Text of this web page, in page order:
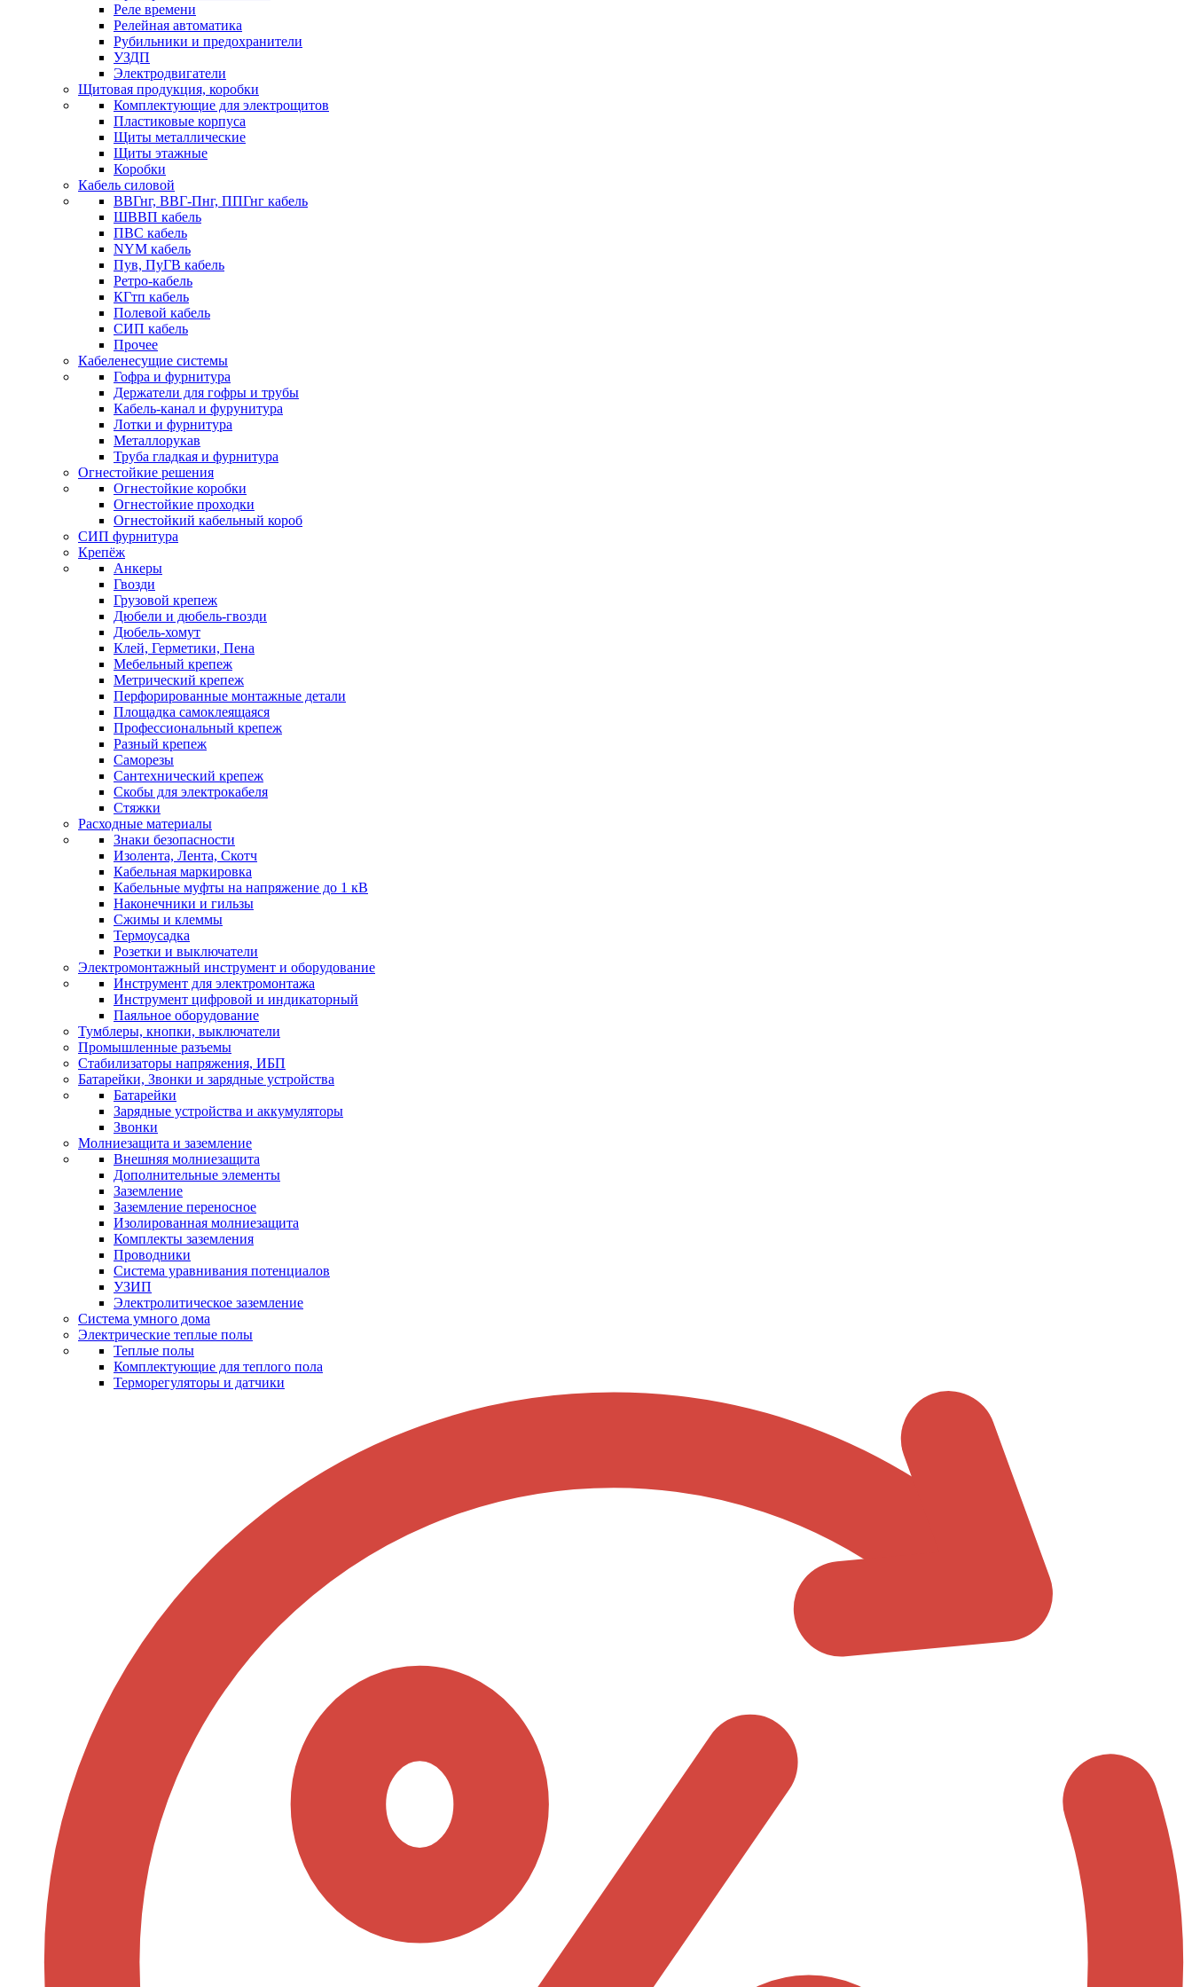
Реле времени
Релейная автоматика
Рубильники и предохранители
УЗДП
Электродвигатели
Щитовая продукция, коробки
Комплектующие для электрощитов
Пластиковые корпуса
Щиты металлические
Щиты этажные
Коробки
Кабель силовой
ВВГнг, ВВГ-Пнг, ППГнг кабель
ШВВП кабель
ПВС кабель
NYM кабель
Пув, ПуГВ кабель
Ретро-кабель
КГтп кабель
Полевой кабель
СИП кабель
Прочее
Кабеленесущие системы
Гофра и фурнитура
Держатели для гофры и трубы
Кабель-канал и фурунитура
Лотки и фурнитура
Металлорукав
Труба гладкая и фурнитура
Огнестойкие решения
Огнестойкие коробки
Огнестойкие проходки
Огнестойкий кабельный короб
СИП фурнитура
Крепёж
Анкеры
Гвозди
Грузовой крепеж
Дюбели и дюбель-гвозди
Дюбель-хомут
Клей, Герметики, Пена
Мебельный крепеж
Метрический крепеж
Перфорированные монтажные детали
Площадка самоклеящаяся
Профессиональный крепеж
Разный крепеж
Саморезы
Сантехнический крепеж
Скобы для электрокабеля
Стяжки
Расходные материалы
Знаки безопасности
Изолента, Лента, Скотч
Кабельная маркировка
Кабельные муфты на напряжение до 1 кВ
Наконечники и гильзы
Сжимы и клеммы
Термоусадка
Розетки и выключатели
Электромонтажный инструмент и оборудование
Инструмент для электромонтажа
Инструмент цифровой и индикаторный
Паяльное оборудование
Тумблеры, кнопки, выключатели
Промышленные разъемы
Стабилизаторы напряжения, ИБП
Батарейки, Звонки и зарядные устройства
Батарейки
Зарядные устройства и аккумуляторы
Звонки
Молниезащита и заземление
Внешняя молниезащита
Дополнительные элементы
Заземление
Заземление переносное
Изолированная молниезащита
Комплекты заземления
Проводники
Система уравнивания потенциалов
УЗИП
Электролитическое заземление
Система умного дома
Электрические теплые полы
Теплые полы
Комплектующие для теплого пола
Терморегуляторы и датчики